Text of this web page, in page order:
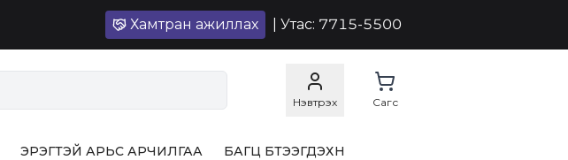
Хамтран ажиллах | Утас: 7715-5500
Нэвтрэх Сагс
ЭРЭГТЭЙ АРЬС АРЧИЛГАА БАГЦ БҮТЭЭГДЭХҮҮН